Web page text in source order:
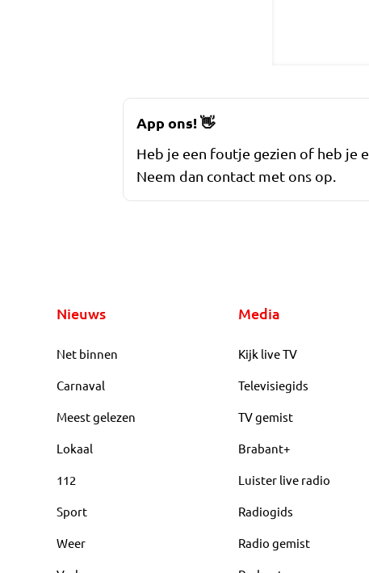
App ons!👋
Heb je een foutje gezien of heb je
Neem dan contact met ons op.
Nieuws
Net binnen
Carnaval
Meest gelezen
Lokaal
112
Sport
Weer
Media
Kijk live TV
Televisiegids
TV gemist
Brabant+
Luister live radio
Radiogids
Radio gemist